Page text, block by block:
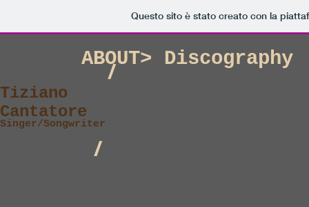
Questo sito è stato creato con la
/
Tiziano
Cantatore
Singer/Songwriter
ABOUT> Discography
/